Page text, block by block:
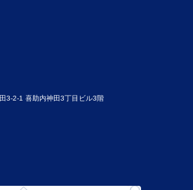
3-2-1 喜助内神田3丁目ビル3階